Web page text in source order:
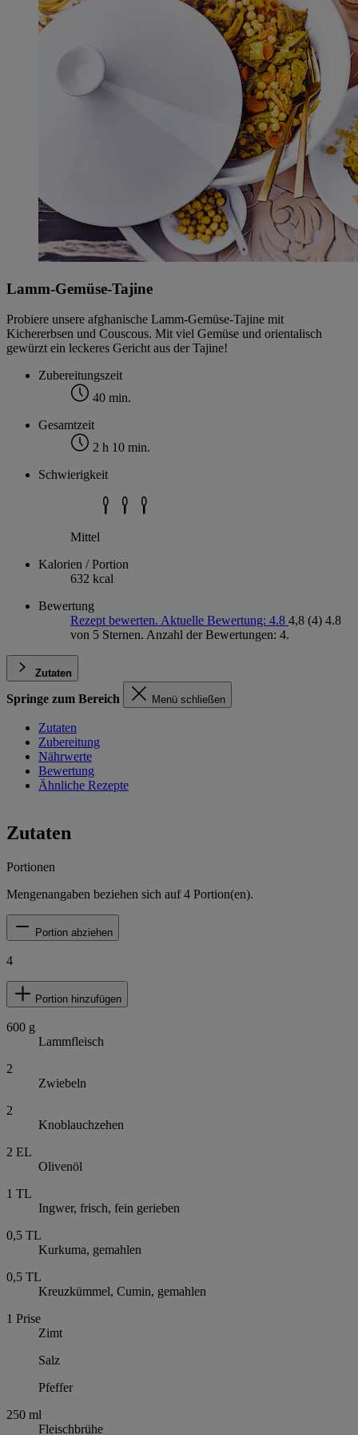
Lamm-Gemüse-Tajine
Probiere unsere afghanische Lamm-Gemüse-Tajine mit
Kichererbsen und Couscous. Mit viel Gemüse und orientalisch
gewürzt ein leckeres Gericht aus der Tajine!
Zubereitungszeit
40 min.
Gesamtzeit
2 h 10 min.
Schwierigkeit
Mittel
Kalorien / Portion
632 kcal
Bewertung
Rezept bewerten. Aktuelle Bewertung: 4.8 4,8 (4) 4.8
von 5 Sternen. Anzahl der Bewertungen: 4.
Zutaten
Springe zum Bereich Menü schließen
Zutaten
Zubereitung
Nährwerte
Bewertung
Ähnliche Rezepte
Zutaten
Portionen
Mengenangaben beziehen sich auf4 Portion(en).
Portion abziehen
4
Portion hinzufügen
600 g
Lammfleisch
2
Zwiebeln
2
Knoblauchzehen
2 EL
Olivenöl
1 TL
Ingwer, frisch, fein gerieben
0,5 TL
Kurkuma, gemahlen
0,5 TL
Kreuzkümmel, Cumin, gemahlen
1 Prise
Zimt
Salz
Pfeffer
250 ml
Fleischbrühe